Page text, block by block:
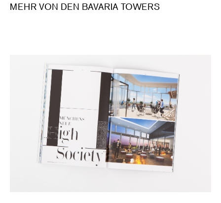
MEHR VON DEN BAVARIA TOWERS